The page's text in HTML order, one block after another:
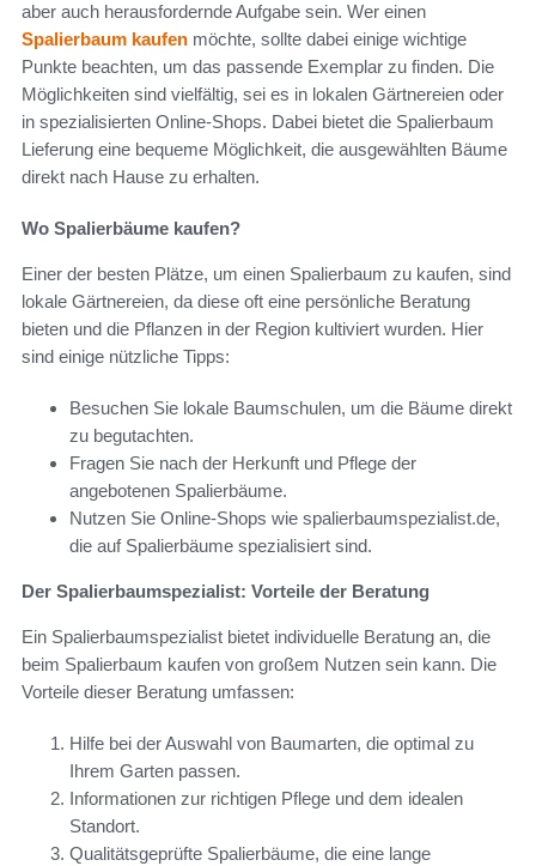
aber auch herausfordernde Aufgabe sein. Wer einen
Spalierbaum kaufen möchte, sollte dabei einige wichtige
Punkte beachten, um das passende Exemplar zu finden. Die
Möglichkeiten sind vielfältig, sei es in lokalen Gärtnereien oder
in spezialisierten Online-Shops. Dabei bietet die Spalierbaum
Lieferung eine bequeme Möglichkeit, die ausgewählten Bäume
direkt nach Hause zu erhalten.
Wo Spalierbäume kaufen?
Einer der besten Plätze, um einen Spalierbaum zu kaufen, sind
lokale Gärtnereien, da diese oft eine persönliche Beratung
bieten und die Pflanzen in der Region kultiviert wurden. Hier
sind einige nützliche Tipps:
Besuchen Sie lokale Baumschulen, um die Bäume direkt
zu begutachten.
Fragen Sie nach der Herkunft und Pflege der
angebotenen Spalierbäume.
Nutzen Sie Online-Shops wie spalierbaumspezialist.de,
die auf Spalierbäume spezialisiert sind.
Der Spalierbaumspezialist: Vorteile der Beratung
Ein Spalierbaumspezialist bietet individuelle Beratung an, die
beim Spalierbaum kaufen von großem Nutzen sein kann. Die
Vorteile dieser Beratung umfassen:
Hilfe bei der Auswahl von Baumarten, die optimal zu
Ihrem Garten passen.
Informationen zur richtigen Pflege und dem idealen
Standort.
Qualitätsgeprüfte Spalierbäume, die eine lange